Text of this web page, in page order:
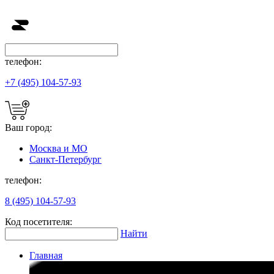
телефон:
+7 (495) 104-57-93
Ваш город:
Москва и МО
Санкт-Петербург
телефон:
8 (495) 104-57-93
Код посетителя:
Найти
Главная